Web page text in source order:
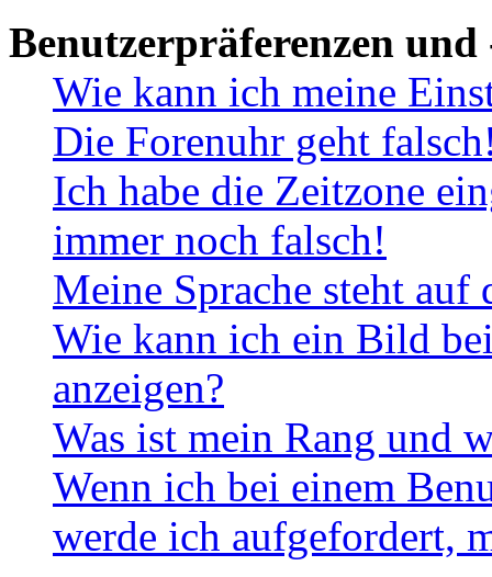
Benutzerpräferenzen und
Wie kann ich meine
Die Forenuhr geht
Ich habe die Zeitzone
immer noch falsch!
Meine Sprache steht
Wie kann ich ein Bild
anzeigen?
Was ist mein Rang und
Wenn ich bei einem
werde ich aufgefordert,